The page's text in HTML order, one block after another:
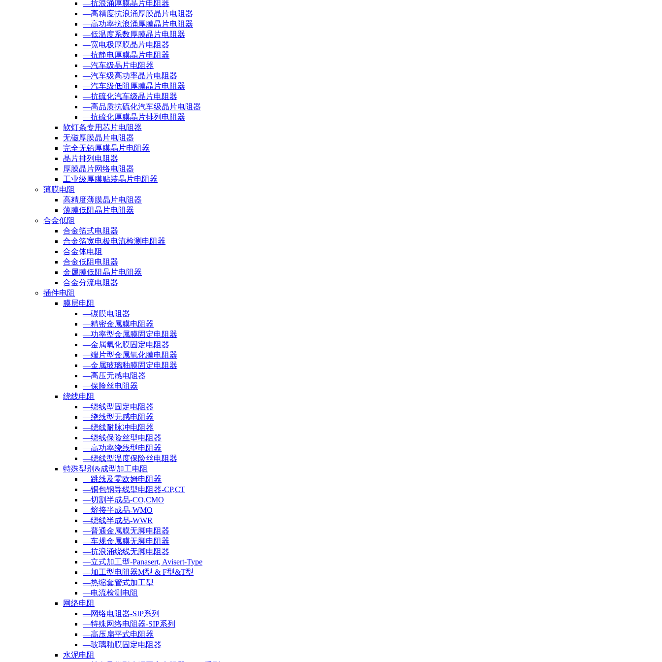
—抗浪涌厚膜晶片电阻器
—高精度抗浪涌厚膜晶片电阻器
—高功率抗浪涌厚膜晶片电阻器
—低温度系数厚膜晶片电阻器
—宽电极厚膜晶片电阻器
—抗静电厚膜晶片电阻器
—汽车级晶片电阻器
—汽车级高功率晶片电阻器
—汽车级低阻厚膜晶片电阻器
—抗硫化汽车级晶片电阻器
—高品质抗硫化汽车级晶片电阻器
—抗硫化厚膜晶片排列电阻器
软灯条专用芯片电阻器
无磁厚膜晶片电阻器
完全无铅厚膜晶片电阻器
晶片排列电阻器
厚膜晶片网络电阻器
工业级厚膜贴装晶片电阻器
薄膜电阻
高精度薄膜晶片电阻器
薄膜低阻晶片电阻器
合金低阻
合金箔式电阻器
合金箔宽电极电流检测电阻器
合金体电阻
合金低阻电阻器
金属膜低阻晶片电阻器
合金分流电阻器
插件电阻
膜层电阻
—碳膜电阻器
—精密金属膜电阻器
—功率型金属膜固定电阻器
—金属氧化膜固定电阻器
—端片型金属氧化膜电阻器
—金属玻璃釉膜固定电阻器
—高压无感电阻器
—保险丝电阻器
绕线电阻
—绕线型固定电阻器
—绕线型无感电阻器
—绕线耐脉冲电阻器
—绕线保险丝型电阻器
—高功率绕线型电阻器
—绕线型温度保险丝电阻器
特殊型别&成型加工电阻
—跳线及零欧姆电阻器
—铜包钢导线型电阻器-CP,CT
—切割半成品-CO,CMO
—熔接半成品-WMO
—绕线半成品-WWR
—普通金属膜无脚电阻器
—车规金属膜无脚电阻器
—抗浪涌绕线无脚电阻器
—立式加工型-Panasert, Avisert-Type
—加工型电阻器M型 & F型&T型
—热缩套管式加工型
—电流检测电阻
网络电阻
—网络电阻器-SIP系列
—特殊网络电阻器-SIP系列
—高压扁平式电阻器
—玻璃釉膜固定电阻器
水泥电阻